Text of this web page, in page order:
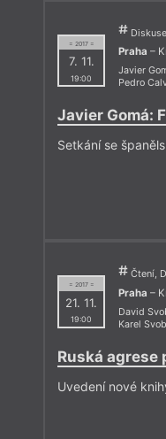
= 2017 =
7. 11.
19:00
Diskuse
Praha –
Javier
Pedro
Javier Gomá:
Setkání se
= 2017 =
21. 11.
19:00
Čtení,
Praha –
David
Karel
Ruská agrese
Uvedení nové